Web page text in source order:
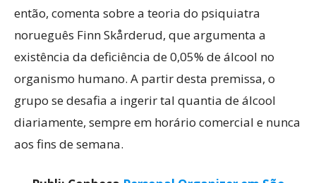
então, comenta sobre a teoria do psiquiatra
norueguês Finn Skårderud, que argumenta a
existência da deficiência de 0,05% de álcool no
organismo humano. A partir desta premissa, o
grupo se desafia a ingerir tal quantia de álcool
diariamente, sempre em horário comercial e nunca
aos fins de semana.